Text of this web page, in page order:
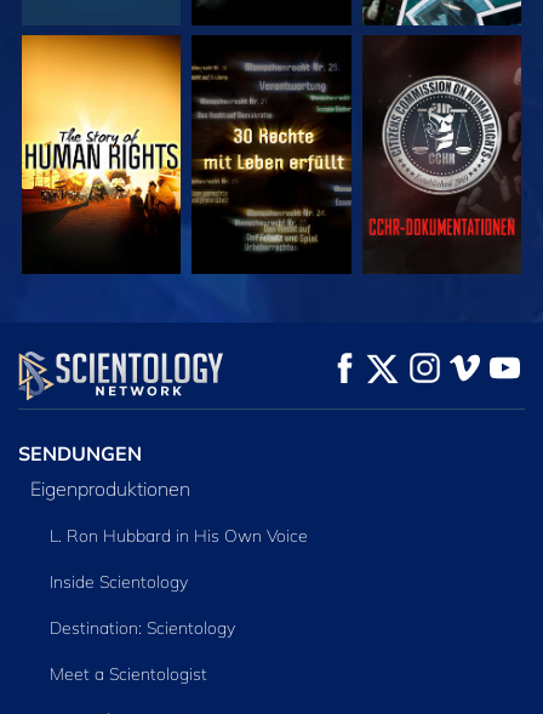
ANSEHEN ANSEHEN ANSEHEN
ANSEHEN
SERIE
ENTDECKEN
SENDUNGEN
Eigenproduktionen
L. Ron Hubbard in His Own Voice
Inside Scientology
Destination: Scientology
Meet a Scientologist